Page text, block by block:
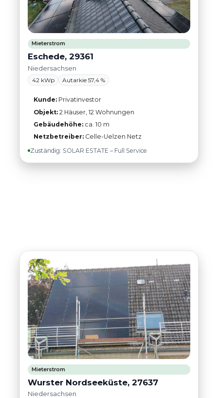
Mieterstrom
Eschede, 29361
Niedersachsen
42 kWp Autarkie 57,4 %
Kunde:Privatinvestor
Objekt:2 Häuser, 12 Wohnungen
Gebäudehöhe:ca. 10 m
Netzbetreiber:Celle-Uelzen Netz
Zuständig: SOLAR ESTATE – Full Service
Mieterstrom
Wurster Nordseeküste, 27637
Niedersachsen